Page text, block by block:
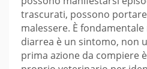
trascurati, possono
malessere. È
diarrea è un sintomo, non
prima azione da compiere